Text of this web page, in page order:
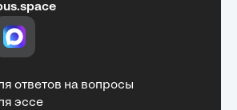
недорого, качественно,
•27 мая, 2025
Хаб — очень экономит
Рекомендую ...
ответов на вопросы
эссе